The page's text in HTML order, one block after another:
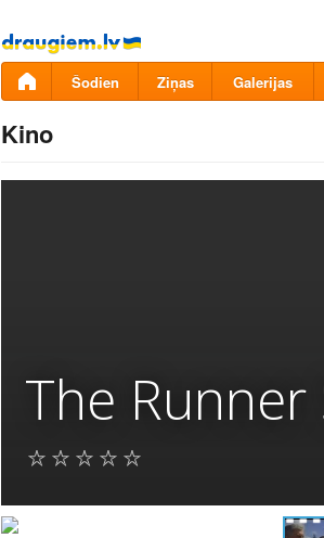
Pāriet
uz
saturu
Šodien Ziņas Galerijas
Kino
The